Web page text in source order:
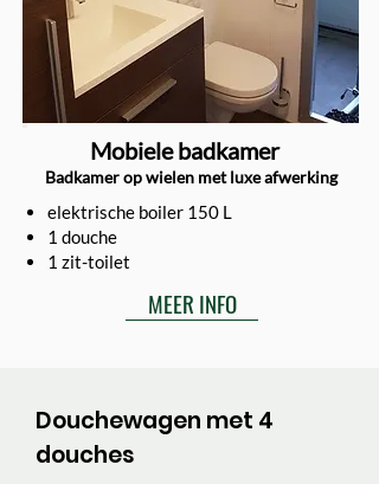
Mobiele badkamer
Badkamer op wielen met luxe afwerking
elektrische boiler 150 L
1 douche
1 zit-toilet
MEER INFO
Douchewagen met 4
douches